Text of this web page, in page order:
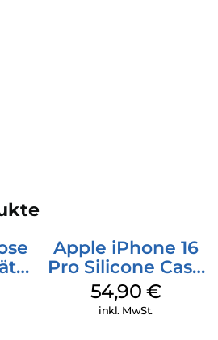
Apple iPhone 16
Pro Silicone Case
MagSafe Black
54,90 €
inkl. MwSt.